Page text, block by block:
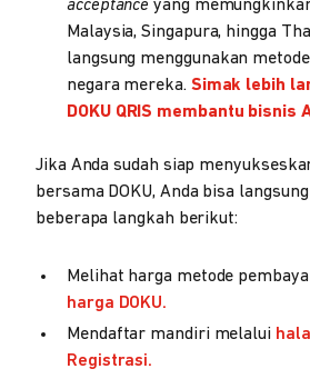
acceptance yang
Malaysia, Singapura, hingga
langsung menggunakan
negara mereka. Simak lebih
DOKU QRIS membantu bisnis
Jika Anda sudah siap
bersama DOKU, Anda bisa
beberapa langkah berikut:
Melihat harga metode
harga DOKU.
Mendaftar mandiri melalui
Registrasi.